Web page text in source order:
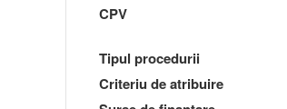
CPV
Tipul procedurii
Criteriu de atribuire